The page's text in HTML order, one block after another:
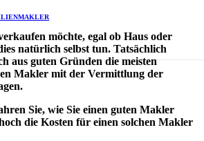
möchte, egal ob Haus oder
natürlich selbst tun. Tatsächlich
aus guten Gründen die meisten
Makler mit der Vermittlung der
Sie, wie Sie einen guten Makler
die Kosten für einen solchen Makler